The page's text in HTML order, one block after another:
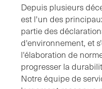
Depuis plusieurs
est l'un des
partie des
d'environnement, et
l'élaboration de
progresser la
Notre équipe de